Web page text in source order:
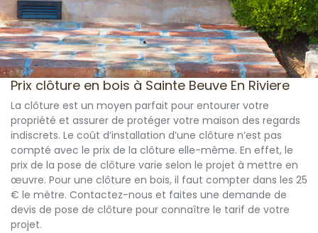
Prix clôture en bois à Sainte Beuve En Riviere
La clôture est un moyen parfait pour entourer votre
propriété et assurer de protéger votre maison des regards
indiscrets. Le coût d’installation d’une clôture n’est pas
compté avec le prix de la clôture elle-même. En effet, le
prix de la pose de clôture varie selon le projet à mettre en
œuvre. Pour une clôture en bois, il faut compter dans les 25
€ le mètre. Contactez-nous et faites une demande de
devis de pose de clôture pour connaître le tarif de votre
projet.